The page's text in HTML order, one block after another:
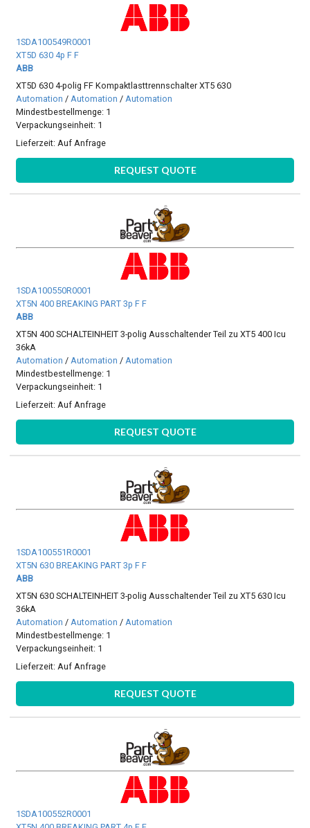
1SDA100549R0001
XT5D 630 4p F F
ABB
XT5D 630 4-polig FF Kompaktlasttrennschalter XT5 630
Automation /Automation /Automation
Mindestbestellmenge: 1
Verpackungseinheit: 1
Lieferzeit: Auf Anfrage
REQUEST QUOTE
1SDA100550R0001
XT5N 400 BREAKING PART 3p F F
ABB
XT5N 400 SCHALTEINHEIT 3-polig Ausschaltender Teil zu XT5 400 Icu
36kA
Automation /Automation /Automation
Mindestbestellmenge: 1
Verpackungseinheit: 1
Lieferzeit: Auf Anfrage
REQUEST QUOTE
1SDA100551R0001
XT5N 630 BREAKING PART 3p F F
ABB
XT5N 630 SCHALTEINHEIT 3-polig Ausschaltender Teil zu XT5 630 Icu
36kA
Automation /Automation /Automation
Mindestbestellmenge: 1
Verpackungseinheit: 1
Lieferzeit: Auf Anfrage
REQUEST QUOTE
1SDA100552R0001